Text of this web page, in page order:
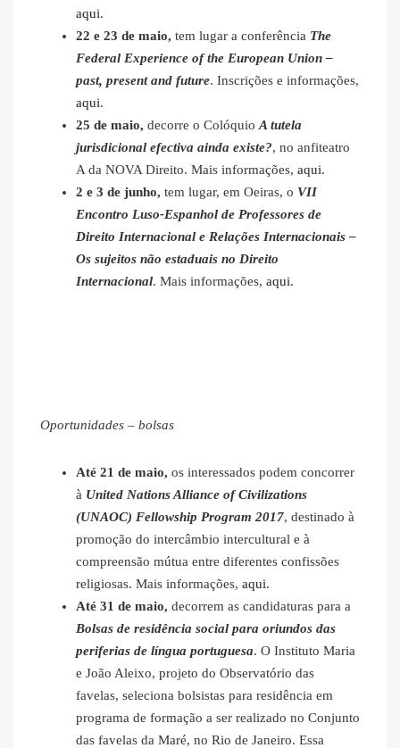
aqui.
22 e 23 de maio, tem lugar a conferência The
Federal Experience of the European Union –
past, present and future. Inscrições e informações,
aqui.
25 de maio, decorre o ColóquioA tutela
jurisdicional efectiva ainda existe?, no anfiteatro
A da NOVA Direito. Mais informações, aqui.
2 e 3 de junho, tem lugar, em Oeiras, o VII
Encontro Luso-Espanhol de Professores de
Direito Internacional e Relações Internacionais –
Os sujeitos não estaduais no Direito
Internacional. Mais informações, aqui.
Oportunidades – bolsas
Até 21 de maio, os interessados podem concorrer
à United Nations Alliance of Civilizations
(UNAOC) Fellowship Program 2017, destinado à
promoção do intercâmbio intercultural e à
compreensão mútua entre diferentes confissões
religiosas. Mais informações, aqui.
Até 31 de maio, decorrem as candidaturas para a
Bolsas de residência social para oriundos das
periferias de língua portuguesa. O Instituto Maria
e João Aleixo, projeto do Observatório das
favelas, seleciona bolsistas para residência em
programa de formação a ser realizado no Conjunto
das favelas da Maré, no Rio de Janeiro. Essa